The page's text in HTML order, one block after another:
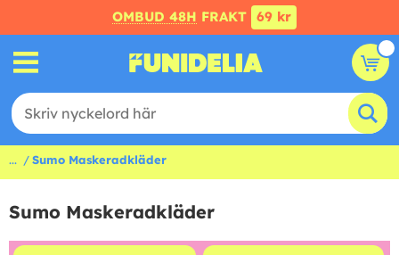
OMBUD 48H FRAKT 69 kr
... Sumo Maskeradkläder
Sumo Maskeradkläder